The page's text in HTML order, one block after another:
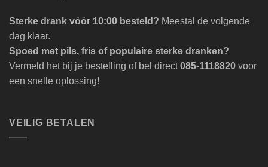
Sterke drank vóór 10:00 besteld? Meestal de volgende
dag klaar.
Spoed met pils, fris of populaire sterke dranken?
Vermeld het bij je bestelling of bel direct085-1118820 voor
een snelle oplossing!
VEILIG BETALEN